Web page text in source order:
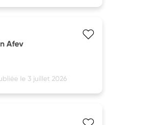
Afev
le 3 juillet 2026